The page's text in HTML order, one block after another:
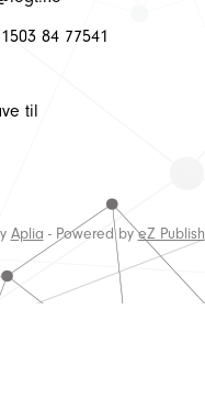
1503 84 77541
til
Aplia - Powered byeZ Publish